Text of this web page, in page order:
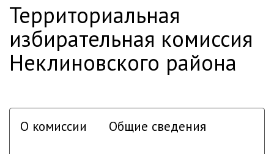
Территориальная
избирательная комиссия
Неклиновского района
О комиссии Общие сведения